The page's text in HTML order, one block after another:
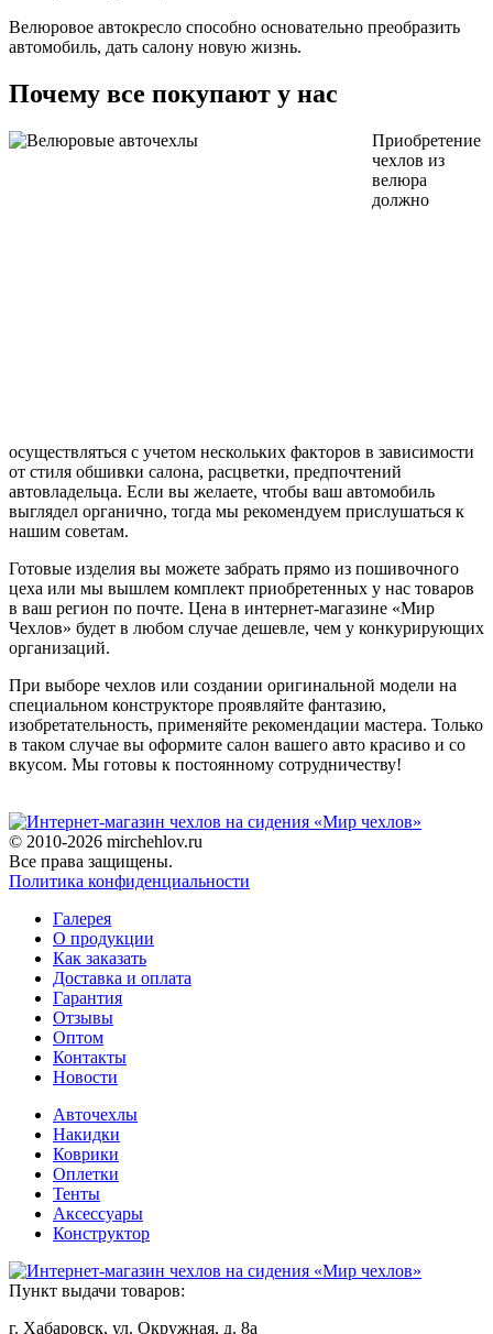
Велюровое автокресло способно основательно преобразить
автомобиль, дать салону новую жизнь.
Почему все покупают у нас
Приобретение
чехлов из
велюра
должно
осуществляться с учетом нескольких факторов в зависимости
от стиля обшивки салона, расцветки, предпочтений
автовладельца. Если вы желаете, чтобы ваш автомобиль
выглядел органично, тогда мы рекомендуем прислушаться к
нашим советам.
Готовые изделия вы можете забрать прямо из пошивочного
цеха или мы вышлем комплект приобретенных у нас товаров
в ваш регион по почте. Цена в интернет-магазине «Мир
Чехлов» будет в любом случае дешевле, чем у конкурирующих
организаций.
При выборе чехлов или создании оригинальной модели на
специальном конструкторе проявляйте фантазию,
изобретательность, применяйте рекомендации мастера. Только
в таком случае вы оформите салон вашего авто красиво и со
вкусом. Мы готовы к постоянному сотрудничеству!
© 2010-2026 mirchehlov.ru
Все права защищены.
Политика конфиденциальности
Галерея
О продукции
Как заказать
Доставка и оплата
Гарантия
Отзывы
Оптом
Контакты
Новости
Авточехлы
Накидки
Коврики
Оплетки
Тенты
Аксессуары
Конструктор
Пункт выдачи товаров:
г. Хабаровск, ул. Окружная, д. 8а